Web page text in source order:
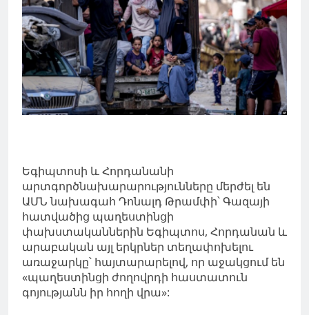
Եգիպտոսի և Հորդանանի
արտգործնախարարությունները մերժել են
ԱՄՆ նախագահ Դոնալդ Թրամփի՝ Գազայի
հատվածից պաղեստինցի
փախստականներին Եգիպտոս, Հորդանան և
արաբական այլ երկրներ տեղափոխելու
առաջարկը՝ հայտարարելով, որ աջակցում են
«պաղեստինցի ժողովրդի հաստատուն
գոյությանն իր հողի վրա»: